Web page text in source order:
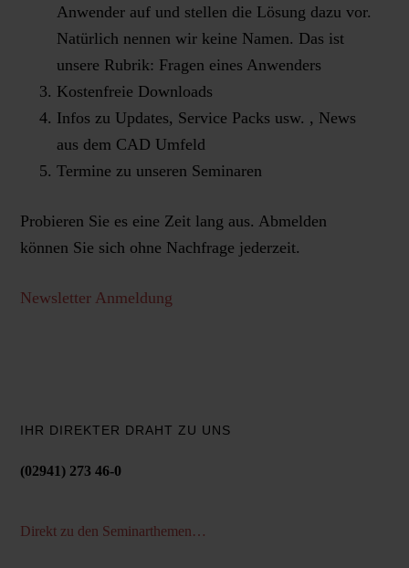
Anwender auf und stellen die Lösung dazu vor.
Natürlich nennen wir keine Namen. Das ist
unsere Rubrik: Fragen eines Anwenders
Kostenfreie Downloads
Infos zu Updates, Service Packs usw. , News
aus dem CAD Umfeld
Termine zu unseren Seminaren
Probieren Sie es eine Zeit lang aus. Abmelden
können Sie sich ohne Nachfrage jederzeit.
Newsletter Anmeldung
IHR DIREKTER DRAHT ZU UNS
(02941) 273 46-0
Direkt zu den Seminarthemen…